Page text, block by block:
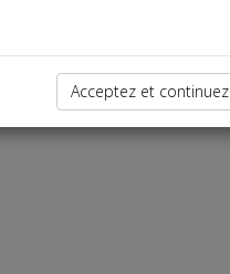
Acceptez et continuez